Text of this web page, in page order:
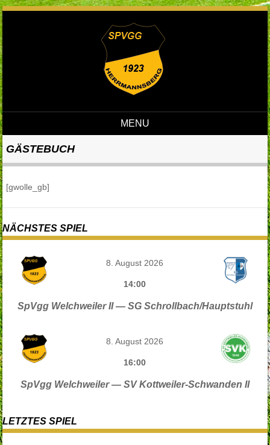
MENU
Skip to content
GÄSTEBUCH
[gwolle_gb]
NÄCHSTES SPIEL
8. August 2026
14:00
SpVgg Welchweiler II — SG Schrollbach/Hauptstuhl
8. August 2026
16:00
SpVgg Welchweiler — SV Kottweiler-Schwanden II
LETZTES SPIEL